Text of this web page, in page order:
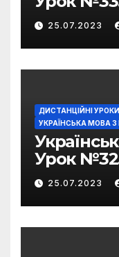
25.07.2023
ДИСТАНЦІЙНІ
УКРАЇНСЬКА МОВА 3
Урок
25.07.2023